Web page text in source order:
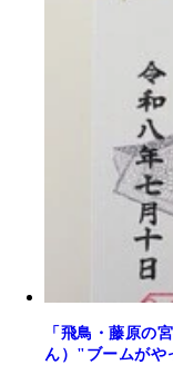
「飛鳥・藤原の
ん）"ブームがや